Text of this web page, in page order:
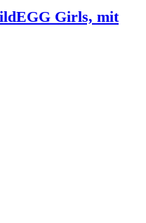
Girls, mit